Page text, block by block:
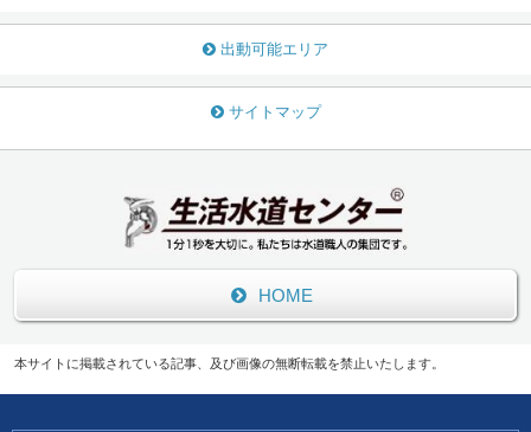
出動可能エリア
サイトマップ
HOME
本サイトに掲載されている記事、及び画像の無断転載を禁止いたします。